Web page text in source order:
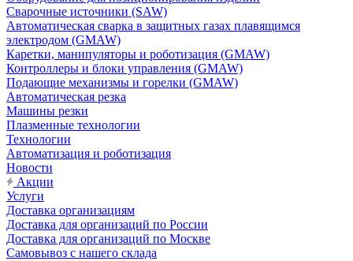
Сварочные источники (SAW)
Автоматическая сварка в защитных газах плавящимся
электродом (GMAW)
Каретки, манипуляторы и роботизация (GMAW)
Контроллеры и блоки управления (GMAW)
Подающие механизмы и горелки (GMAW)
Автоматическая резка
Машины резки
Плазменные технологии
Технологии
Автоматизация и роботизация
Новости
Акции
Услуги
Доставка организациям
Доставка для организаций по России
Доставка для организаций по Москве
Самовывоз с нашего склада